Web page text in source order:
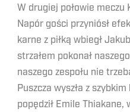
W drugiej połowie meczu
Napór gości przyniósł
karne z piłką wbiegł
strzałem pokonał
naszego zespołu nie
Puszcza wyszła z
popędził Emile Thiakane,